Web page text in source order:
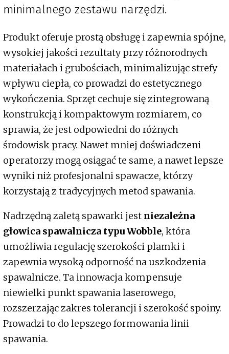
minimalnego zestawu narzędzi.
Produkt oferuje prostą obsługę i zapewnia spójne,
wysokiej jakości rezultaty przy różnorodnych
materiałach i grubościach, minimalizując strefy
wpływu ciepła, co prowadzi do estetycznego
wykończenia. Sprzęt cechuje się zintegrowaną
konstrukcją i kompaktowym rozmiarem, co
sprawia, że jest odpowiedni do różnych
środowisk pracy. Nawet mniej doświadczeni
operatorzy mogą osiągać te same, a nawet lepsze
wyniki niż profesjonalni spawacze, którzy
korzystają z tradycyjnych metod spawania.
Nadrzędną zaletą spawarki jest niezależna
głowica spawalnicza typu Wobble, która
umożliwia regulację szerokości plamki i
zapewnia wysoką odporność na uszkodzenia
spawalnicze. Ta innowacja kompensuje
niewielki punkt spawania laserowego,
rozszerzając zakres tolerancji i szerokość spoiny.
Prowadzi to do lepszego formowania linii
spawania.